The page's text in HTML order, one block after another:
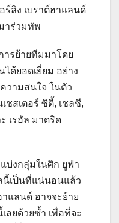
ร์ลิง เบราต์ฮาแลนด์
าร่วมทัพ
ารย้ายทีมมาโดย
ด้ยอดเยี่ยม อย่าง
วามสนใจ ในตัว
ชสเตอร์ ซิตี้, เชลซี,
เรอัล มาดริด
บ่งกลุ่มในศึก ยูฟ่า
นี้เป็นที่แน่นอนแล้ว
แลนด์ อาจจะย้าย
ลยด้วยซ้ำ เพื่อที่จะ